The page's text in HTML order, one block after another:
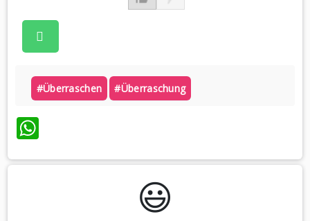
#überraschen #überraschung
WhatsApp
😃️